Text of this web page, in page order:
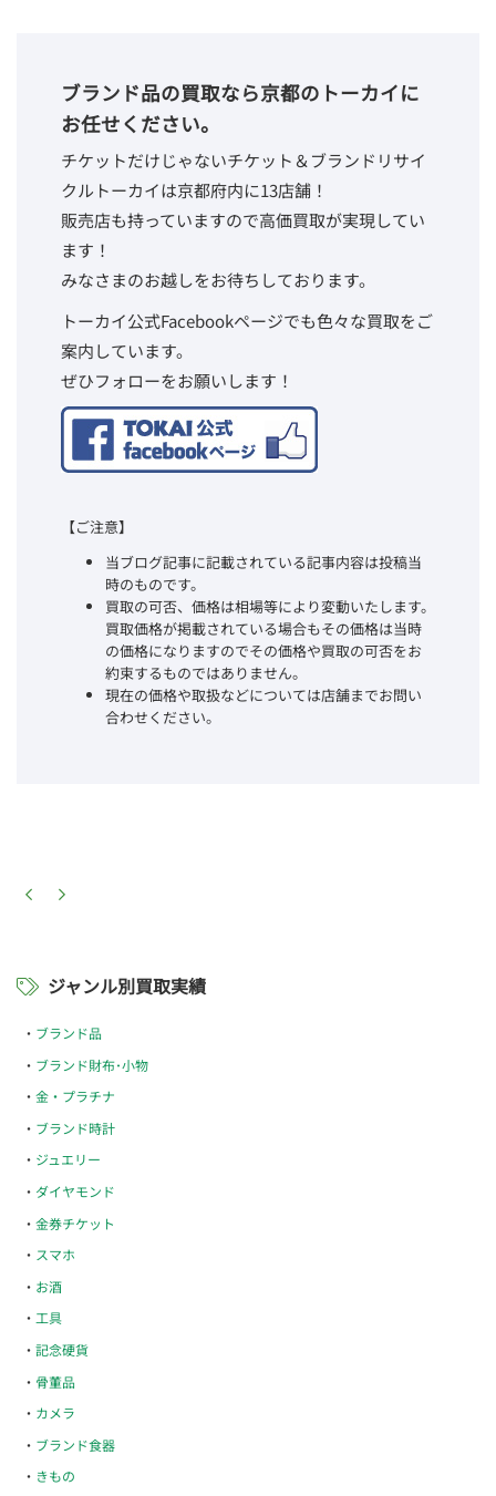
ブランド品の買取なら京都のトーカイに
お任せください。
チケットだけじゃないチケット＆ブランドリサイ
クルトーカイは京都府内に13店舗！
販売店も持っていますので高価買取が実現してい
ます！
みなさまのお越しをお待ちしております。
トーカイ公式Facebookページでも色々な買取をご
案内しています。
ぜひフォローをお願いします！
【ご注意】
当ブログ記事に記載されている記事内容は投稿当
時のものです。
買取の可否、価格は相場等により変動いたします。
買取価格が掲載されている場合もその価格は当時
の価格になりますのでその価格や買取の可否をお
約束するものではありません。
現在の価格や取扱などについては店舗までお問い
合わせください。
ジャンル別買取実績
ブランド品
ブランド財布･小物
金・プラチナ
ブランド時計
ジュエリー
ダイヤモンド
金券チケット
スマホ
お酒
工具
記念硬貨
骨董品
カメラ
ブランド食器
きもの